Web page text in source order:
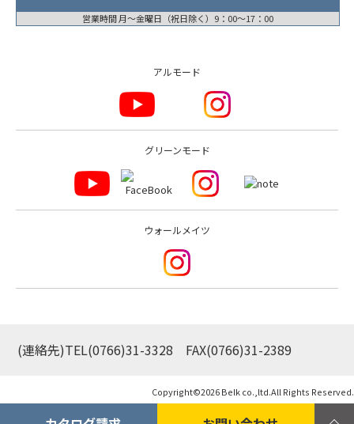
営業時間 月〜金曜日（祝日除く）9：00〜17：00
アルモード
グリーンモード
ウォールメイツ
(連絡先)TEL(0766)31-3328 FAX(0766)31-2389
Copyright©2026 Belk co.,ltd.All Rights Reserved.